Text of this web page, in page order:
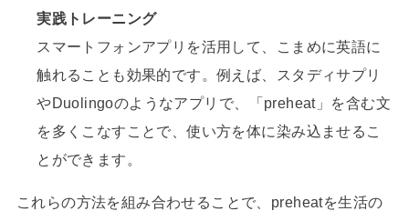
実践トレーニング
スマートフォンアプリを活用して、こまめに英語に
触れることも効果的です。例えば、スタディサプリ
やDuolingoのようなアプリで、「preheat」を含む文
を多くこなすことで、使い方を体に染み込ませるこ
とができます。
これらの方法を組み合わせることで、preheatを生活の